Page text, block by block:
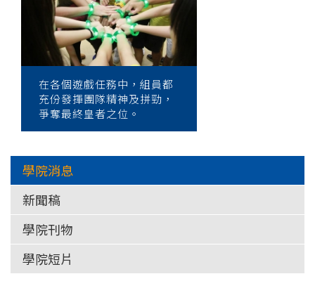
在各個遊戲任務中，組員都
充份發揮團隊精神及拼勁，
爭奪最終皇者之位。
學院消息
新聞稿
學院刊物
學院短片